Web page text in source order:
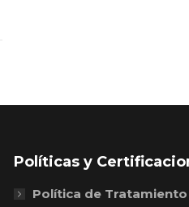
Políticas y
Política de